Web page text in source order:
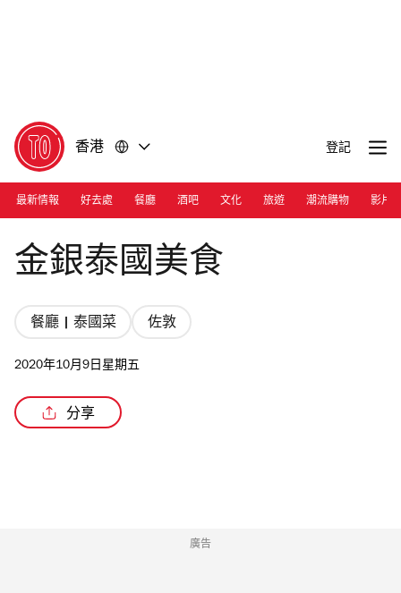
香港 登記
最新情報 好去處 餐廳 酒吧 文化 旅遊 潮流購物 影片
Photograph: Courtesy Nicholas Wong
金銀泰國美食
餐廳 | 泰國菜 佐敦
2020年10月9日星期五
分享
廣告